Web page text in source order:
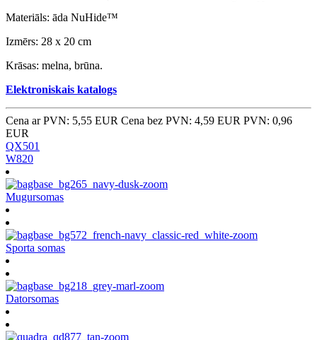
Materiāls: āda NuHide™
Izmērs: 28 x 20 cm
Krāsas: melna, brūna.
Elektroniskais katalogs
Cena ar PVN: 5,55 EUR Cena bez PVN: 4,59 EUR PVN: 0,96
EUR
QX501
W820
Mugursomas
Sporta somas
Datorsomas